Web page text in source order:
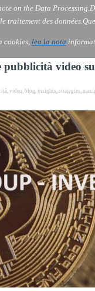
on the Data Processing.
traitement des données.
cookies, lea la nota
Chi siamo
Chi siamo
Chi siamo
video
, video, blog, insights, strategies,